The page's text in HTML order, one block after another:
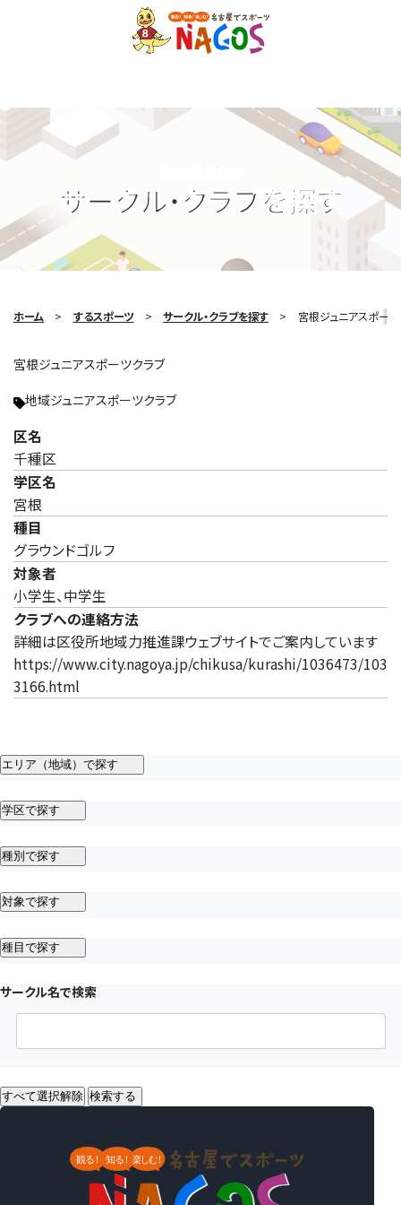
サークル・クラブを探す
Search Circle
ホーム するスポーツ サークル・クラブを探す 宮根ジュニアスポーツ
宮根ジュニアスポーツクラブ
地域ジュニアスポーツクラブ
区名
千種区
学区名
宮根
種目
グラウンドゴルフ
対象者
小学生、中学生
クラブへの連絡方法
詳細は区役所地域力推進課ウェブサイトでご案内しています
https://www.city.nagoya.jp/chikusa/kurashi/1036473/103
3166.html
エリア（地域）で探す
学区で探す
種別で探す
対象で探す
種目で探す
サークル名で検索
すべて選択解除 検索する